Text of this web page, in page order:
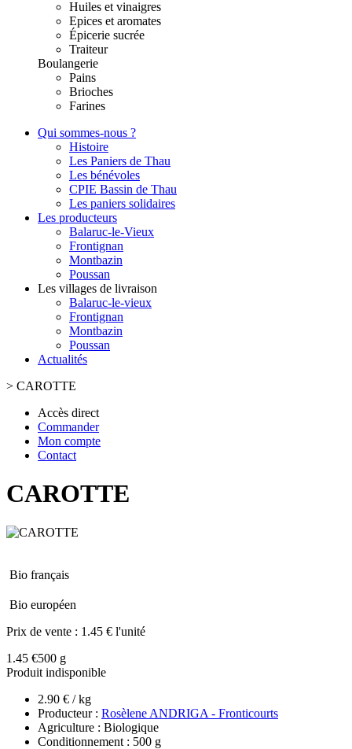
Huiles et vinaigres
Epices et aromates
Épicerie sucrée
Traiteur
Boulangerie
Pains
Brioches
Farines
Qui sommes-nous ?
Histoire
Les Paniers de Thau
Les bénévoles
CPIE Bassin de Thau
Les paniers solidaires
Les producteurs
Balaruc-le-Vieux
Frontignan
Montbazin
Poussan
Les villages de livraison
Balaruc-le-vieux
Frontignan
Montbazin
Poussan
Actualités
> CAROTTE
Accès direct
Commander
Mon compte
Contact
CAROTTE
Bio français
Bio européen
Prix de vente : 1.45 € l'unité
1.45 €500 g
Produit indisponible
2.90 € / kg
Producteur : Rosèlene ANDRIGA - Fronticourts
Agriculture : Biologique
Conditionnement : 500 g